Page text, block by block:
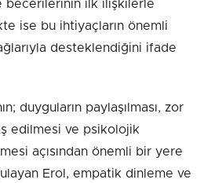
becerilerinin ilk ilişkilerle
ise bu ihtiyaçların önemli
desteklendiğini ifade
duyguların paylaşılması, zor
edilmesi ve psikolojik
açısından önemli bir yere
Erol, empatik dinleme ve